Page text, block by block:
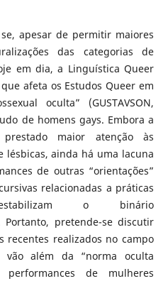
apesar de permitir maiores
das categorias de
em dia, a Linguística Queer
afeta os Estudos Queer em
oculta” (GUSTAVSON,
de homens gays. Embora a
maior atenção às
lésbicas, ainda há uma lacuna
de outras “orientações”
relacionadas a práticas
o binário
Portanto, pretende-se discutir
recentes realizados no campo
além da “norma oculta
performances de mulheres